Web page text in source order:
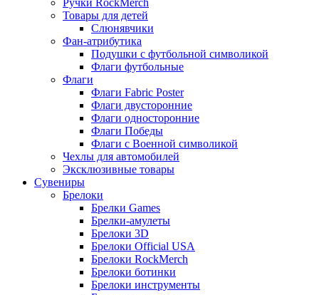
Ручки RockMerch
Товары для детей
Слюнявчики
Фан-атрибутика
Подушки с футбольной символикой
Флаги футбольные
Флаги
Флаги Fabric Poster
Флаги двусторонние
Флаги односторонние
Флаги Победы
Флаги с Военной символикой
Чехлы для автомобилей
Эксклюзивные товары
Сувениры
Брелоки
Брелки Games
Брелки-амулеты
Брелоки 3D
Брелоки Official USA
Брелоки RockMerch
Брелоки ботинки
Брелоки инструменты